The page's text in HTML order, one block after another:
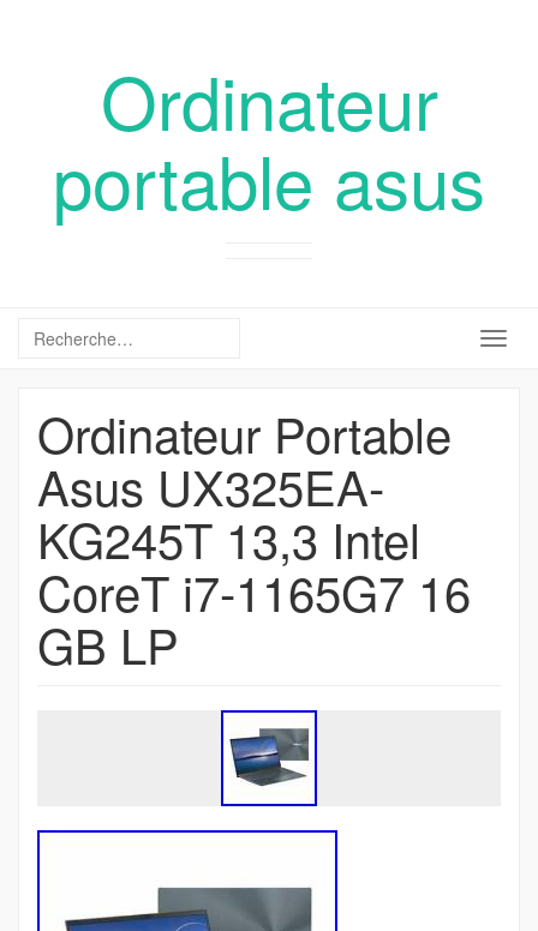
Ordinateur
portable asus
Ordinateur Portable
Asus UX325EA-
KG245T 13,3 Intel
CoreT i7-1165G7 16
GB LP